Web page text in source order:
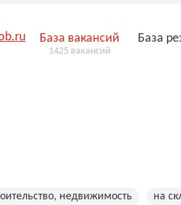
База вакансий
1425 вакансий
База
недвижимость на